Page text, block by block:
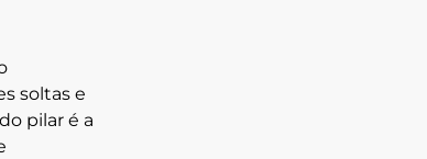
soltas e
pilar é a